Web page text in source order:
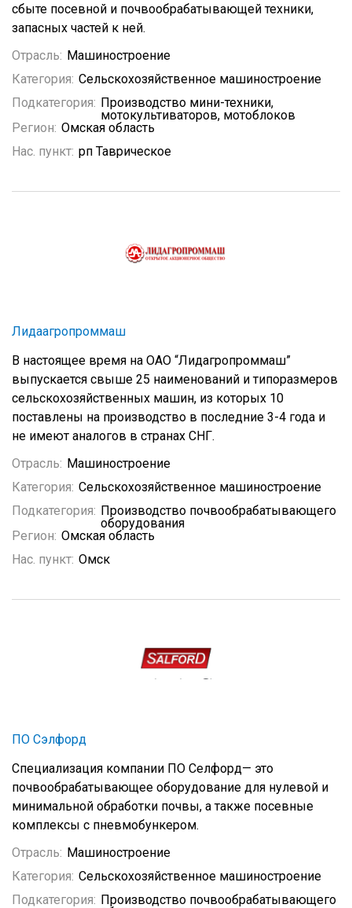
сбыте посевной и почвообрабатывающей техники,
запасных частей к ней.
Отрасль: Машиностроение
Категория: Сельскохозяйственное машиностроение
Подкатегория: Производство мини-техники,
мотокультиваторов, мотоблоков
Регион: Омская область
Нас. пункт: рп Таврическое
Лидаагропроммаш
В настоящее время на ОАО “Лидагропроммаш”
выпускается свыше 25 наименований и типоразмеров
сельскохозяйственных машин, из которых 10
поставлены на производство в последние 3-4 года и
не имеют аналогов в странах СНГ.
Отрасль: Машиностроение
Категория: Сельскохозяйственное машиностроение
Подкатегория: Производство почвообрабатывающего
оборудования
Регион: Омская область
Нас. пункт: Омск
ПО Сэлфорд
Специализация компании ПО Селфорд— это
почвообрабатывающее оборудование для нулевой и
минимальной обработки почвы, а также посевные
комплексы с пневмобункером.
Отрасль: Машиностроение
Категория: Сельскохозяйственное машиностроение
Подкатегория: Производство почвообрабатывающего